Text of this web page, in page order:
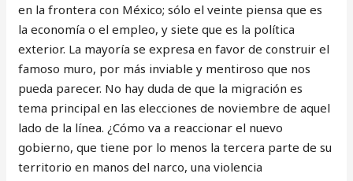
en la frontera con México; sólo el veinte piensa que es
la economía o el empleo, y siete que es la política
exterior. La mayoría se expresa en favor de construir el
famoso muro, por más inviable y mentiroso que nos
pueda parecer. No hay duda de que la migración es
tema principal en las elecciones de noviembre de aquel
lado de la línea. ¿Cómo va a reaccionar el nuevo
gobierno, que tiene por lo menos la tercera parte de su
territorio en manos del narco, una violencia